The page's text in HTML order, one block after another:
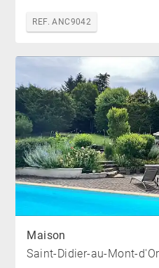
REF. ANC9042
Maison
Saint-Didier-au-Mont-